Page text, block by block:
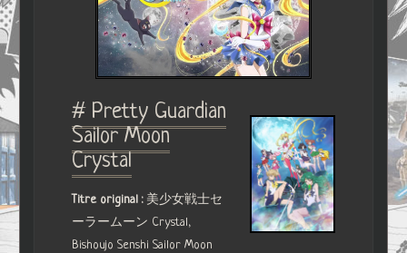
# Pretty Guardian
Sailor Moon
Crystal
Titre original : 美少女戦士セ
ーラームーン Crystal,
Bishoujo Senshi Sailor Moon